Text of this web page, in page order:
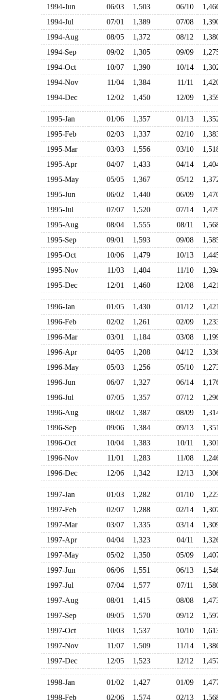
1994-Jun
06/03 1,503 06/10
1994-Jul
07/01 1,389 07/08
1994-Aug
08/05 1,372 08/12
1994-Sep
09/02 1,305 09/09
1994-Oct
10/07 1,390 10/14
1994-Nov
11/04 1,384 11/11
1994-Dec
12/02 1,450 12/09
1995-Jan 01/06 1,357 01/13
1995-Feb
02/03 1,337 02/10
1995-Mar
03/03 1,556 03/10
1995-Apr
04/07 1,433 04/14
1995-May
05/05 1,367 05/12
1995-Jun
06/02 1,440 06/09
1995-Jul
07/07 1,520 07/14
1995-Aug
08/04 1,555 08/11
1995-Sep
09/01 1,593 09/08
1995-Oct
10/06 1,479 10/13
1995-Nov
11/03 1,404 11/10
1995-Dec
12/01 1,460 12/08
1996-Jan 01/05 1,430 01/12
1996-Feb
02/02 1,261 02/09
1996-Mar
03/01 1,184 03/08
1996-Apr
04/05 1,208 04/12
1996-May
05/03 1,256 05/10
1996-Jun
06/07 1,327 06/14
1996-Jul
07/05 1,357 07/12
1996-Aug
08/02 1,387 08/09
1996-Sep
09/06 1,384 09/13
1996-Oct
10/04 1,383 10/11
1996-Nov
11/01 1,283 11/08
1996-Dec
12/06 1,342 12/13
1997-Jan 01/03 1,282 01/10
1997-Feb
02/07 1,288 02/14
1997-Mar
03/07 1,335 03/14
1997-Apr
04/04 1,323 04/11
1997-May
05/02 1,350 05/09
1997-Jun
06/06 1,551 06/13
1997-Jul
07/04 1,577 07/11
1997-Aug
08/01 1,415 08/08
1997-Sep
09/05 1,570 09/12
1997-Oct
10/03 1,537 10/10
1997-Nov
11/07 1,509 11/14
1997-Dec
12/05 1,523 12/12
1998-Jan 01/02 1,427 01/09
1998-Feb
02/06 1,574 02/13